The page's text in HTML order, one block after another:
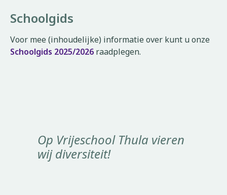
Schoolgids
Voor mee (inhoudelijke) informatie over kunt u onze
Schoolgids 2025/2026 raadplegen.
Op Vrijeschool Thula vieren
wij diversiteit!